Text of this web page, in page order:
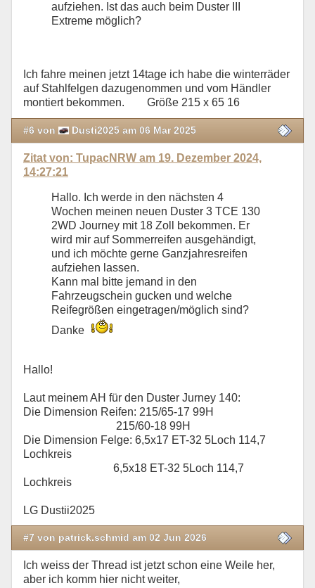
aufziehen. Ist das auch beim Duster III
Extreme möglich?
Ich fahre meinen jetzt 14tage ich habe die winterräder
auf Stahlfelgen dazugenommen und vom Händler
montiert bekommen. Größe 215 x 65 16
#6 von Dusti2025 am 06 Mar 2025
Zitat von: TupacNRW am 19. Dezember 2024,
14:27:21
Hallo. Ich werde in den nächsten 4
Wochen meinen neuen Duster 3 TCE 130
2WD Journey mit 18 Zoll bekommen. Er
wird mir auf Sommerreifen ausgehändigt,
und ich möchte gerne Ganzjahresreifen
aufziehen lassen.
Kann mal bitte jemand in den
Fahrzeugschein gucken und welche
Reifegrößen eingetragen/möglich sind?
Danke
Hallo!
Laut meinem AH für den Duster Jurney 140:
Die Dimension Reifen: 215/65-17 99H
215/60-18 99H
Die Dimension Felge: 6,5x17 ET-32 5Loch 114,7
Lochkreis
6,5x18 ET-32 5Loch 114,7
Lochkreis
LG Dustii2025
#7 von patrick.schmid am 02 Jun 2026
Ich weiss der Thread ist jetzt schon eine Weile her,
aber ich komm hier nicht weiter,